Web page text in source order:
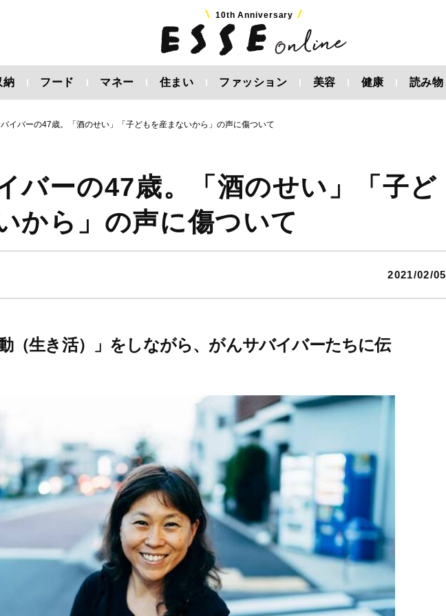
10th Anniversary
納 フード マネー 住まい ファッション 美容 健康 読み物
イバーの47歳。「酒のせい」「子どもを産まないから」の声に傷ついて
バーの47歳。「酒のせい」「子ど
から」の声に傷ついて
2021/02/05
（生き活）」をしながら、がんサバイバーたちに伝